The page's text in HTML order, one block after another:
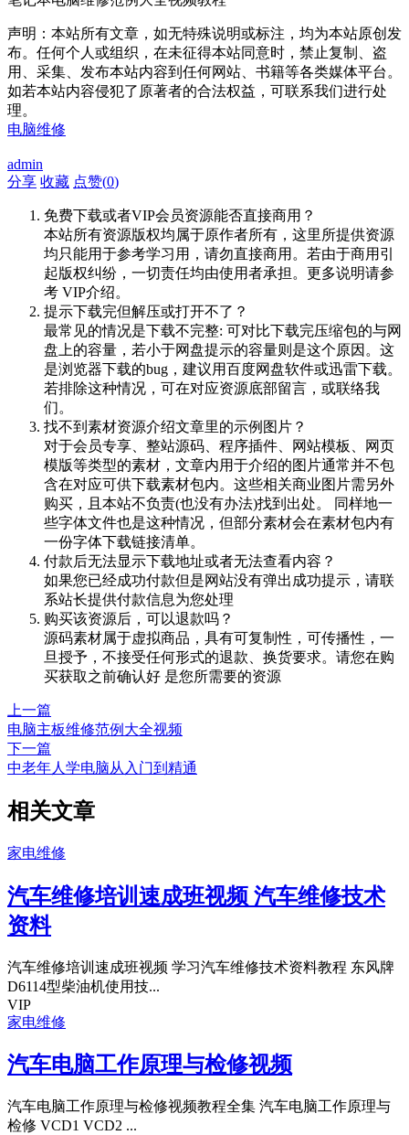
声明：本站所有文章，如无特殊说明或标注，均为本站原创发
布。任何个人或组织，在未征得本站同意时，禁止复制、盗
用、采集、发布本站内容到任何网站、书籍等各类媒体平台。
如若本站内容侵犯了原著者的合法权益，可联系我们进行处
理。
电脑维修
admin
分享 收藏 点赞(0)
免费下载或者VIP会员资源能否直接商用？
本站所有资源版权均属于原作者所有，这里所提供资源
均只能用于参考学习用，请勿直接商用。若由于商用引
起版权纠纷，一切责任均由使用者承担。更多说明请参
考 VIP介绍。
提示下载完但解压或打开不了？
最常见的情况是下载不完整: 可对比下载完压缩包的与网
盘上的容量，若小于网盘提示的容量则是这个原因。这
是浏览器下载的bug，建议用百度网盘软件或迅雷下载。
若排除这种情况，可在对应资源底部留言，或联络我
们。
找不到素材资源介绍文章里的示例图片？
对于会员专享、整站源码、程序插件、网站模板、网页
模版等类型的素材，文章内用于介绍的图片通常并不包
含在对应可供下载素材包内。这些相关商业图片需另外
购买，且本站不负责(也没有办法)找到出处。 同样地一
些字体文件也是这种情况，但部分素材会在素材包内有
一份字体下载链接清单。
付款后无法显示下载地址或者无法查看内容？
如果您已经成功付款但是网站没有弹出成功提示，请联
系站长提供付款信息为您处理
购买该资源后，可以退款吗？
源码素材属于虚拟商品，具有可复制性，可传播性，一
旦授予，不接受任何形式的退款、换货要求。请您在购
买获取之前确认好 是您所需要的资源
上一篇
电脑主板维修范例大全视频
下一篇
中老年人学电脑从入门到精通
相关文章
家电维修
汽车维修培训速成班视频 汽车维修技术
资料
汽车维修培训速成班视频 学习汽车维修技术资料教程 东风牌
D6114型柴油机使用技...
VIP
家电维修
汽车电脑工作原理与检修视频
汽车电脑工作原理与检修视频教程全集 汽车电脑工作原理与
检修 VCD1 VCD2 ...